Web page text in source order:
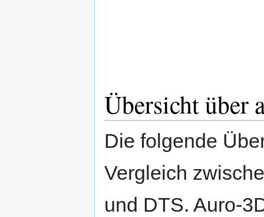
Übersicht über
Die folgende
Vergleich
und DTS. Auro-